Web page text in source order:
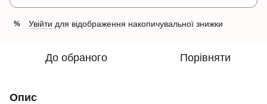
% Увійти для відображення накопичувальної знижки
До обраного Порівняти
Опис